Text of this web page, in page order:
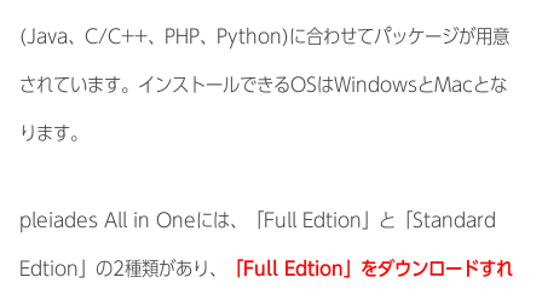
(Java、C/C++、PHP、Python)に合わせてパッケージが用意
されています。インストールできるOSはWindowsとMacとな
ります。
pleiades All in Oneには、「Full Edtion」と「Standard
Edtion」の2種類があり、 「Full Edtion」をダウンロードすれ